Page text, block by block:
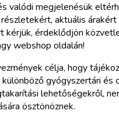
valódi megjelenésük
aktuális árakért
kérjük, érdeklődjön
webshop oldalán!
célja, hogy
gyógyszertári és
lehetőségekről,
ösztönöznek.